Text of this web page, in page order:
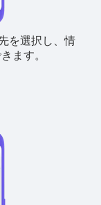
を選択し、情
ます。